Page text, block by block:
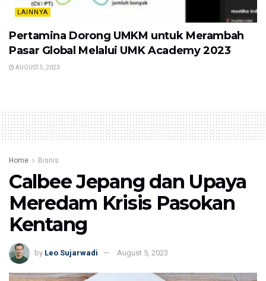
LAINNYA
Pertamina Dorong UMKM untuk Merambah
Pasar Global Melalui UMK Academy 2023
AUGUST 5, 2023
Home Bisnis
Calbee Jepang dan Upaya
Meredam Krisis Pasokan
Kentang
by Leo Sujarwadi August 5, 2023